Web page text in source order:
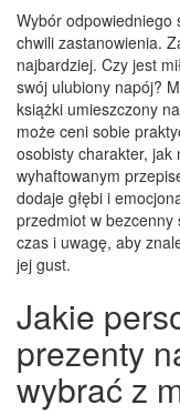
Wybór odpowiedniego
chwili zastanowienia.
najbardziej. Czy jest
swój ulubiony napój?
książki umieszczony
może ceni sobie
osobisty charakter, jak
wyhaftowanym
dodaje głębi i
przedmiot w
czas i uwagę, aby
jej gust.
Jakie
prezenty
wybrać z